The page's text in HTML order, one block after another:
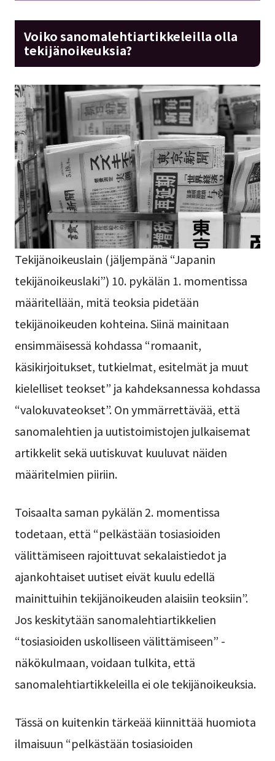
Voiko sanomalehtiartikkeleilla olla
tekijänoikeuksia?
Tekijänoikeuslain (jäljempänä “Japanin
tekijänoikeuslaki”) 10. pykälän 1. momentissa
määritellään, mitä teoksia pidetään
tekijänoikeuden kohteina. Siinä mainitaan
ensimmäisessä kohdassa “romaanit,
käsikirjoitukset, tutkielmat, esitelmät ja muut
kielelliset teokset” ja kahdeksannessa kohdassa
“valokuvateokset”. On ymmärrettävää, että
sanomalehtien ja uutistoimistojen julkaisemat
artikkelit sekä uutiskuvat kuuluvat näiden
määritelmien piiriin.
Toisaalta saman pykälän 2. momentissa
todetaan, että “pelkästään tosiasioiden
välittämiseen rajoittuvat sekalaistiedot ja
ajankohtaiset uutiset eivät kuulu edellä
mainittuihin tekijänoikeuden alaisiin teoksiin”.
Jos keskitytään sanomalehtiartikkelien
“tosiasioiden uskolliseen välittämiseen” -
näkökulmaan, voidaan tulkita, että
sanomalehtiartikkeleilla ei ole tekijänoikeuksia.
Tässä on kuitenkin tärkeää kiinnittää huomiota
ilmaisuun “pelkästään tosiasioiden